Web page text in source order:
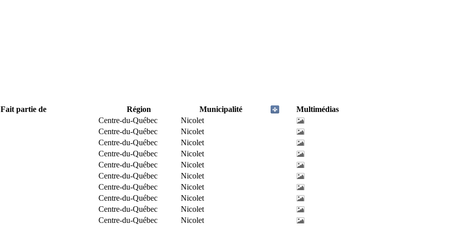
Fait partie de Région Municipalité
Multimédias
Centre-du-Québec
Nicolet
Centre-du-Québec
Nicolet
Centre-du-Québec
Nicolet
Centre-du-Québec
Nicolet
Centre-du-Québec
Nicolet
Centre-du-Québec
Nicolet
Centre-du-Québec
Nicolet
Centre-du-Québec
Nicolet
Centre-du-Québec
Nicolet
Centre-du-Québec Nicolet